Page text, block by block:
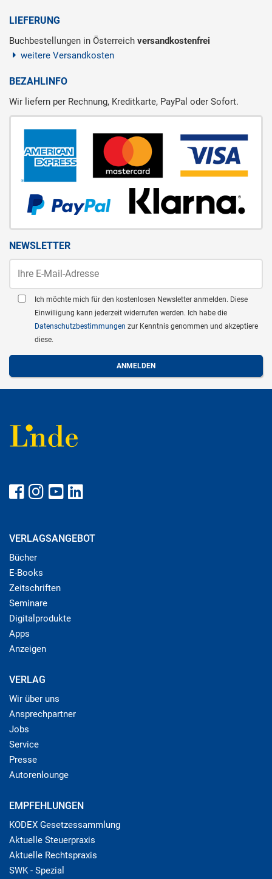
LIEFERUNG
Buchbestellungen in Österreich versandkostenfrei
weitere Versandkosten
BEZAHLINFO
Wir liefern per Rechnung, Kreditkarte, PayPal oder Sofort.
NEWSLETTER
Ich möchte mich für den kostenlosen Newsletter anmelden. Diese
Einwilligung kann jederzeit widerrufen werden. Ich habe die
Datenschutzbestimmungen zur Kenntnis genommen und akzeptiere
diese.
VERLAGSANGEBOT
Bücher
E-Books
Zeitschriften
Seminare
Digitalprodukte
Apps
Anzeigen
VERLAG
Wir über uns
Ansprechpartner
Jobs
Service
Presse
Autorenlounge
EMPFEHLUNGEN
KODEX Gesetzessammlung
Aktuelle Steuerpraxis
Aktuelle Rechtspraxis
SWK - Spezial